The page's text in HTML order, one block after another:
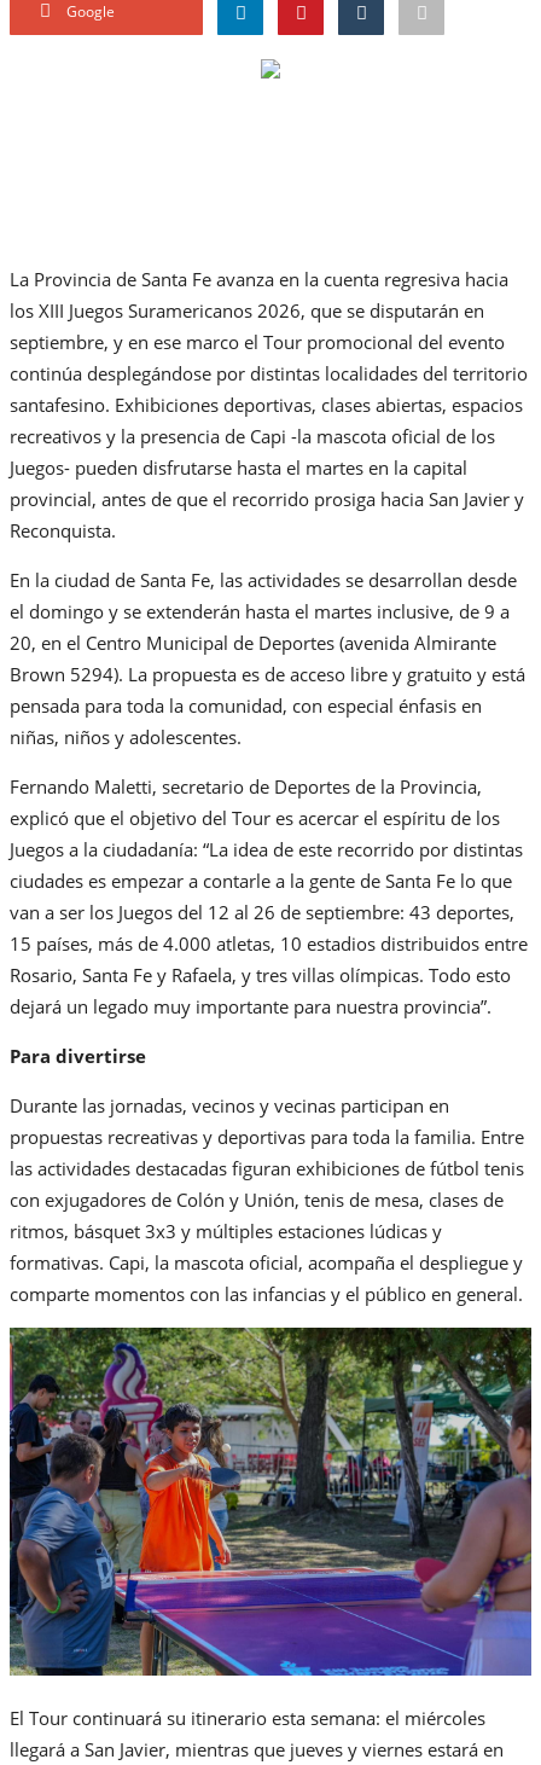
Google
La Provincia de Santa Fe avanza en la cuenta regresiva hacia
los XIII Juegos Suramericanos 2026, que se disputarán en
septiembre, y en ese marco el Tour promocional del evento
continúa desplegándose por distintas localidades del territorio
santafesino. Exhibiciones deportivas, clases abiertas, espacios
recreativos y la presencia de Capi -la mascota oficial de los
Juegos- pueden disfrutarse hasta el martes en la capital
provincial, antes de que el recorrido prosiga hacia San Javier y
Reconquista.
En la ciudad de Santa Fe, las actividades se desarrollan desde
el domingo y se extenderán hasta el martes inclusive, de 9 a
20, en el Centro Municipal de Deportes (avenida Almirante
Brown 5294). La propuesta es de acceso libre y gratuito y está
pensada para toda la comunidad, con especial énfasis en
niñas, niños y adolescentes.
Fernando Maletti, secretario de Deportes de la Provincia,
explicó que el objetivo del Tour es acercar el espíritu de los
Juegos a la ciudadanía: “La idea de este recorrido por distintas
ciudades es empezar a contarle a la gente de Santa Fe lo que
van a ser los Juegos del 12 al 26 de septiembre: 43 deportes,
15 países, más de 4.000 atletas, 10 estadios distribuidos entre
Rosario, Santa Fe y Rafaela, y tres villas olímpicas. Todo esto
dejará un legado muy importante para nuestra provincia”.
Para divertirse
Durante las jornadas, vecinos y vecinas participan en
propuestas recreativas y deportivas para toda la familia. Entre
las actividades destacadas figuran exhibiciones de fútbol tenis
con exjugadores de Colón y Unión, tenis de mesa, clases de
ritmos, básquet 3x3 y múltiples estaciones lúdicas y
formativas. Capi, la mascota oficial, acompaña el despliegue y
comparte momentos con las infancias y el público en general.
El Tour continuará su itinerario esta semana: el miércoles
llegará a San Javier, mientras que jueves y viernes estará en